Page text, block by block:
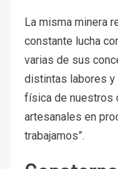
La misma minera
constante lucha
varias de sus
distintas labores y
física de nuestros
artesanales en
trabajamos”.